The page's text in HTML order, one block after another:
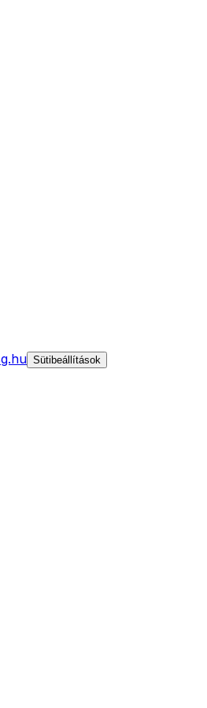
Sütibeállítások